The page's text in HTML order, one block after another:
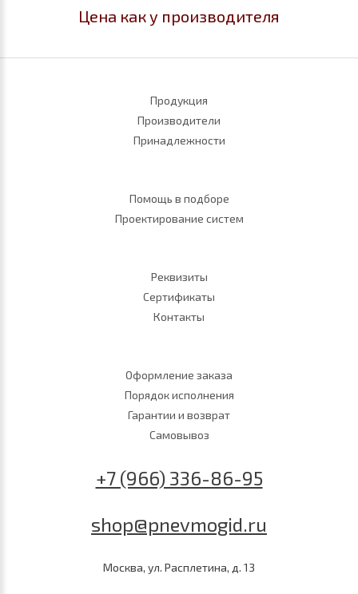
Цена как у производителя
Продукция
Производители
Принадлежности
Помощь в подборе
Проектирование систем
Реквизиты
Сертификаты
Контакты
Оформление заказа
Порядок исполнения
Гарантии и возврат
Самовывоз
+7 (966) 336-86-95
shop@pnevmogid.ru
Москва, ул. Расплетина, д. 13